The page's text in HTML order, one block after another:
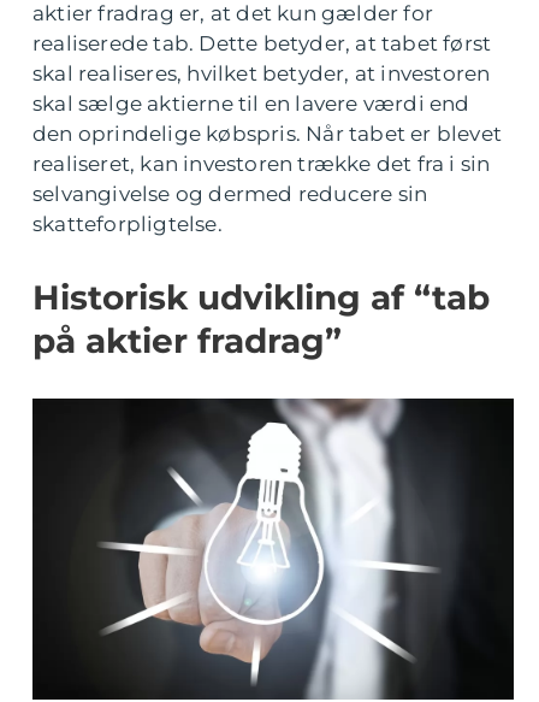
aktier fradrag er, at det kun gælder for
realiserede tab. Dette betyder, at tabet først
skal realiseres, hvilket betyder, at investoren
skal sælge aktierne til en lavere værdi end
den oprindelige købspris. Når tabet er blevet
realiseret, kan investoren trække det fra i sin
selvangivelse og dermed reducere sin
skatteforpligtelse.
Historisk udvikling af “tab
på aktier fradrag”